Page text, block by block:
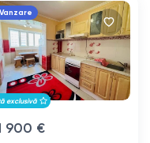
Vanzare
exclusivă
900 €